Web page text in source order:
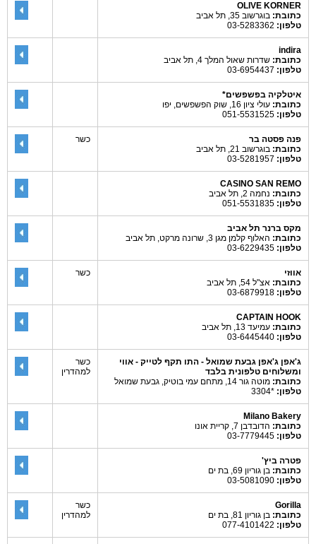
OLIVE KORNER
כתובת: בוגרשוב 35, תל אביב
טלפון:
indira
כתובת: שדרות שאול המלך 4, תל אביב
טלפון:
איטלקיה בפשפשים*
כתובת: עולי ציון 16, שוק הפשפשים, יפו
טלפון:
פנה פסטה בר
כתובת: בוגרשוב 21, תל אביב
טלפון:
כשר
CASINO SAN REMO
כתובת: נחמה 2, תל אביב
טלפון:
מקס ברנר תל אביב
כתובת: האלוף קלמן מגן 3, שרונה מרקט, תל אביב
טלפון:
אווזי
כתובת: אצ"ל 54, תל אביב
טלפון:
כשר
CAPTAIN HOOK
כתובת: עמיעד 13, תל אביב
טלפון:
ג'אפן ג'אפן גבעת שמואל - התו תקף לטייק - אווי
ומשלוחים טלפונית בלבד
כתובת: מוטה גור 14, מתחם עמי בוטיק, גבעת שמואל
טלפון: *3304
כשר
למהדרין
Milano Bakery
כתובת: הדובדבן 7, קריית אונו
טלפון:
פטרה ביץ'
כתובת: בן גוריון 69, בת ים
טלפון:
Gorilla
כתובת: בן גוריון 81, בת ים
טלפון:
כשר
למהדרין